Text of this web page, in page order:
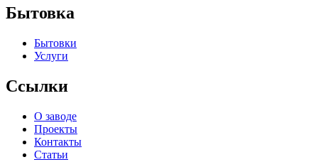
Бытовка
Бытовки
Услуги
Ссылки
О заводе
Проекты
Контакты
Статьи